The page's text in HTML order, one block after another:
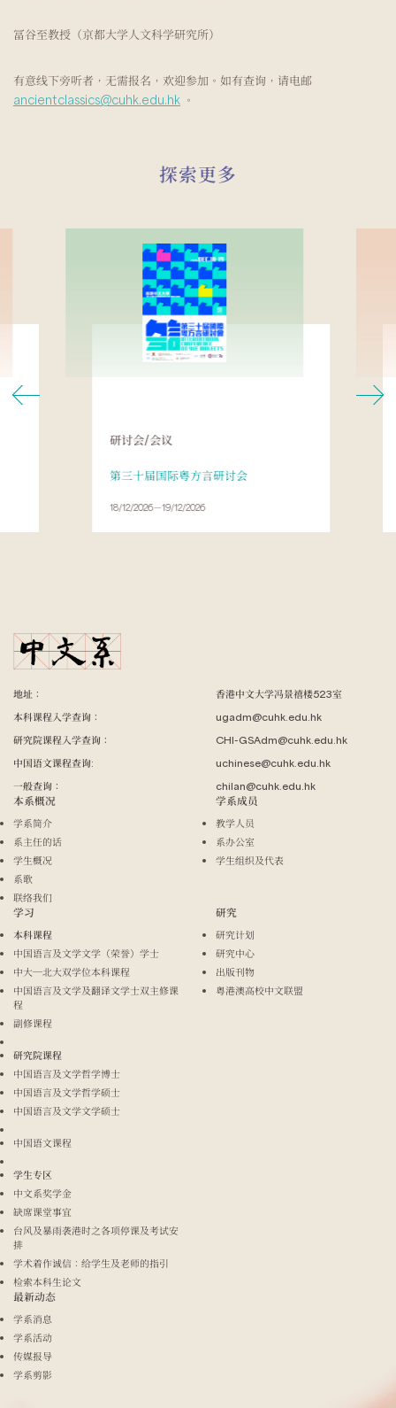
冨谷至教授（京都大学人文科学研究所）
有意线下旁听者，无需报名，欢迎参加。如有查询，请电邮
ancientclassics@cuhk.edu.hk 。
探索更多
研讨会/会议
第三十届国际粤方言研讨会
18/12/2026－19/12/2026
地址：
香港中文大学冯景禧楼523室
本科课程入学查询：
ugadm@cuhk.edu.hk
研究院课程入学查询：
CHI-GSAdm@cuhk.edu.hk
中国语文课程查询:
uchinese@cuhk.edu.hk
一般查询：
chilan@cuhk.edu.hk
本系概况
学系简介
系主任的话
学生概况
系歌
联络我们
学系成员
教学人员
系办公室
学生组织及代表
学习
本科课程
中国语言及文学文学（荣誉）学士
中大─北大双学位本科课程
中国语言及文学及翻译文学士双主修课
程
副修课程
研究院课程
中国语言及文学哲学博士
中国语言及文学哲学硕士
中国语言及文学文学硕士
中国语文课程
学生专区
中文系奖学金
缺席课堂事宜
台风及暴雨袭港时之各项停课及考试安
排
学术着作诚信：给学生及老师的指引
检索本科生论文
研究
研究计划
研究中心
出版刊物
粤港澳高校中文联盟
最新动态
学系消息
学系活动
传媒报导
学系剪影